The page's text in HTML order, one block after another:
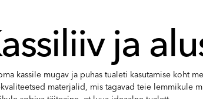
ja
kassile mugav ja puhas tualeti kasutamise koht
materjalid, mis tagavad teie lemmikule